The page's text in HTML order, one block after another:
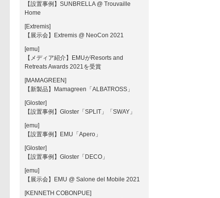
【設置事例】SUNBRELLA @ Trouvaille
Home
[Extremis]
【展示会】Extremis @ NeoCon 2021
[emu]
【メディア紹介】EMUがResorts and
Retreats Awards 2021を受賞
[MAMAGREEN]
【新製品】Mamagreen「ALBATROSS」
[Gloster]
【設置事例】Gloster「SPLIT」「SWAY」
[emu]
【設置事例】EMU「Apero」
[Gloster]
【設置事例】Gloster「DECO」
[emu]
【展示会】EMU @ Salone del Mobile 2021
[KENNETH COBONPUE]